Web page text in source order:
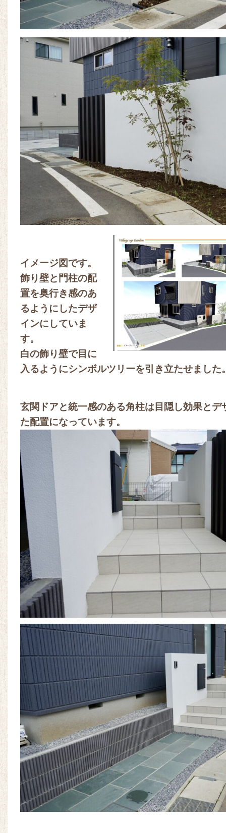
イメージ図です。
飾り壁と門柱の配
置を奥行き感のあ
るようにしたデザ
インにしていま
す。
白の飾り壁で目に
入るようにシンボルツリーを引き立たせました
玄関ドアと統一感のある角柱は目隠し効果とデ
た配置になっています。